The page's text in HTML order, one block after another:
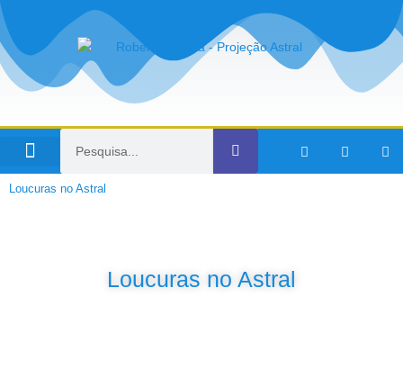
Loucuras no Astral
Loucuras no Astral